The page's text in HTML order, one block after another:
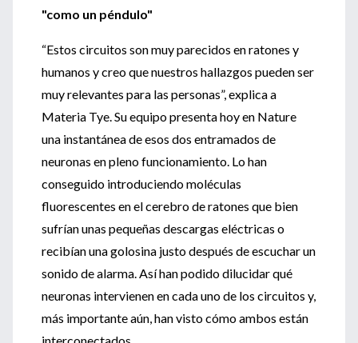
"como un péndulo"
“Estos circuitos son muy parecidos en ratones y
humanos y creo que nuestros hallazgos pueden ser
muy relevantes para las personas”, explica a
Materia Tye. Su equipo presenta hoy en Nature
una instantánea de esos dos entramados de
neuronas en pleno funcionamiento. Lo han
conseguido introduciendo moléculas
fluorescentes en el cerebro de ratones que bien
sufrían unas pequeñas descargas eléctricas o
recibían una golosina justo después de escuchar un
sonido de alarma. Así han podido dilucidar qué
neuronas intervienen en cada uno de los circuitos y,
más importante aún, han visto cómo ambos están